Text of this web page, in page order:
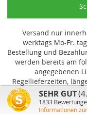
Versand nur
werktags Mo-Fr.
Bestellung und
werden bereits am
angegebenen
Regellieferzeiten,
Einzelfall möglich
SEHR GUT
1833
Informationen